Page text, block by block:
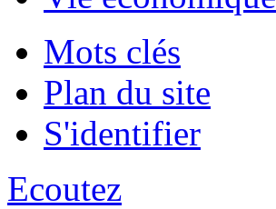
Mots clés
Plan du site
S'identifier
Ecoutez